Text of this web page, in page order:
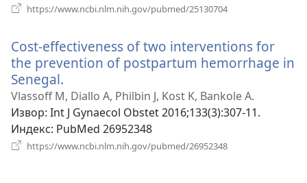
https://www.ncbi.nlm.nih.gov/pubmed/25130704
Cost-effectiveness of two interventions for
the prevention of postpartum hemorrhage in
Senegal.
нови
прозор)
Vlassoff M, Diallo A, Philbin J, Kost K, Bankole A.
Извор‎: Int J Gynaecol Obstet 2016;133(3):307-11.
Индекс‎: PubMed 26952348
https://www.ncbi.nlm.nih.gov/pubmed/26952348